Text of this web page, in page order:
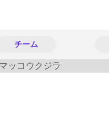
チーム